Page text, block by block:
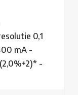
0,1
mA -
-